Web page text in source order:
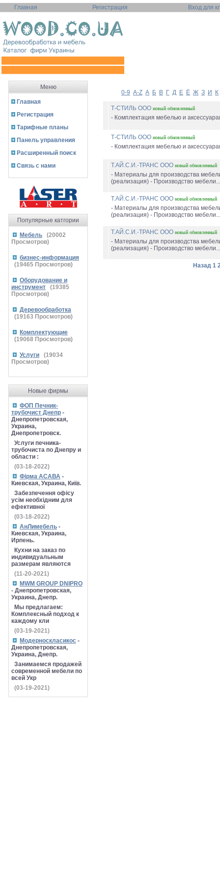
Главная Регистрация Вход для
Меню
Главная
Регистрация
Тарифные планы
Панель управления
Расширенный поиск
Связь с нами
Популярные катгории
Мебель (20002
Просмотров)
бизнес-информация
(19465 Просмотров)
Оборудование и
инструмент
(19385
Просмотров)
Деревообработка
(19163 Просмотров)
Комплектующие
(19068 Просмотров)
Услуги (19034
Просмотров)
Новые фирмы
ФОП Печник-
трубочист Днепр -
Днепропетровская,
Украина,
Днепропетровск.
Услуги печника-
трубочиста по Днепру и
области :
(03-18-2022)
Фірма АСАВА -
Киевская, Украина, Київ.
Забезпечення офісу
усім необхідним для
ефективної
(03-18-2022)
АнЛимебель -
Киевская, Украина,
Ирпень.
Кухни на заказ по
индивидуальным
размерам являются
(11-20-2021)
MWM GROUP DNIPRO
- Днепропетровская,
Украина, Днепр.
Мы предлагаем:
Комплексный подход к
каждому кли
(03-19-2021)
Модерноскласикос -
Днепропетровская,
Украина, Днепр.
Занимаемся продажей
современной мебели по
всей Укр
(03-19-2021)
0-9 A-Z А Б В Г Д Е Ё Ж З И К
Т-СТИЛЬ ООО новый обновленный
- Комплектация мебелью и
Т-СТИЛЬ ООО новый обновленный
- Комплектация мебелью и
Т.АЙ.С.И.-ТРАНС ООО новый обновленный
- Материалы для производства
(реализация) - Производство мебели...
Т.АЙ.С.И.-ТРАНС ООО новый обновленный
- Материалы для производства
(реализация) - Производство мебели...
Т.АЙ.С.И.-ТРАНС ООО новый обновленный
- Материалы для производства
(реализация) - Производство мебели...
Назад 1